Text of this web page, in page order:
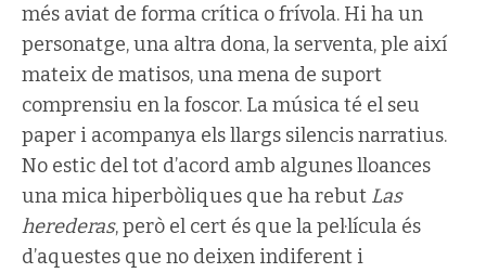
més aviat de forma crítica o frívola. Hi ha un
personatge, una altra dona, la serventa, ple així
mateix de matisos, una mena de suport
comprensiu en la foscor. La música té el seu
paper i acompanya els llargs silencis narratius.
No estic del tot d’acord amb algunes lloances
una mica hiperbòliques que ha rebut Las
herederas, però el cert és que la pel·lícula és
d’aquestes que no deixen indiferent i